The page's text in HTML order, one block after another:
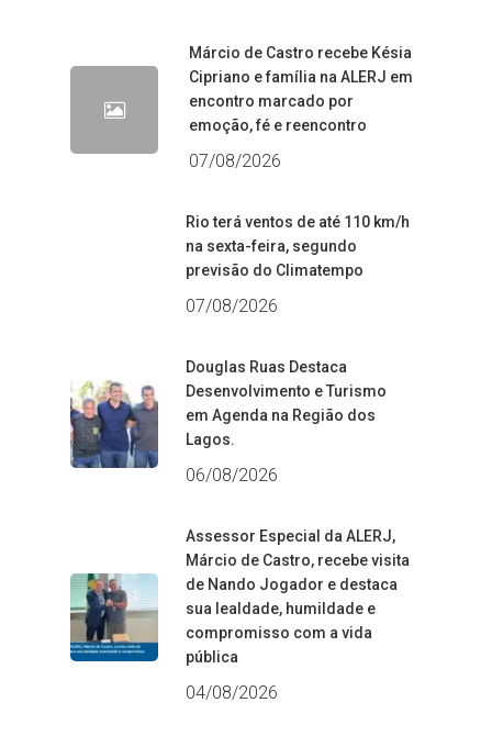
Márcio de Castro recebe Késia
Cipriano e família na ALERJ em
encontro marcado por
emoção, fé e reencontro
07/08/2026
Rio terá ventos de até 110 km/h
na sexta-feira, segundo
previsão do Climatempo
07/08/2026
Douglas Ruas Destaca
Desenvolvimento e Turismo
em Agenda na Região dos
Lagos.
06/08/2026
Assessor Especial da ALERJ,
Márcio de Castro, recebe visita
de Nando Jogador e destaca
sua lealdade, humildade e
compromisso com a vida
pública
04/08/2026